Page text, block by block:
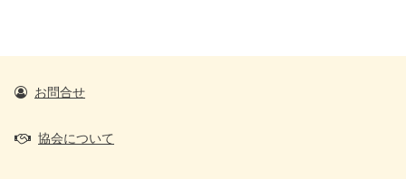
お問合せ
協会について